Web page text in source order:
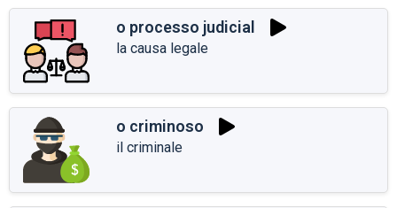
o processo judicial
la causa legale
o criminoso
il criminale